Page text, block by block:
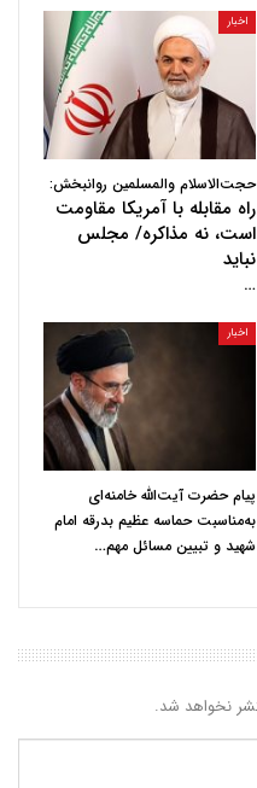
اخبار
حجت‌الاسلام والمسلمین روانبخش:
راه مقابله با آمریکا مقاومت
است، نه مذاکره/ مجلس
نباید
…
اخبار
پیام حضرت آیت‌الله خامنه‌ای
به‌مناسبت حماسه عظیم بدرقه امام
شهید و تبیین مسائل مهم…
نخواهد شد.